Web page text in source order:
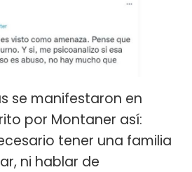
se manifestaron en
por Montaner así:
tener una familia
ni hablar de